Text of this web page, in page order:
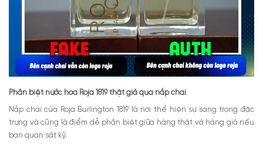
Phân biệt nước hoa Roja 1819 thật giả qua nắp chai
Nắp chai của Roja Burlington 1819 là nơi thể hiện sự sang trọng đặc
trưng và cũng là điểm dễ phân biệt giữa hàng thật và hàng giả nếu
bạn quan sát kỹ.